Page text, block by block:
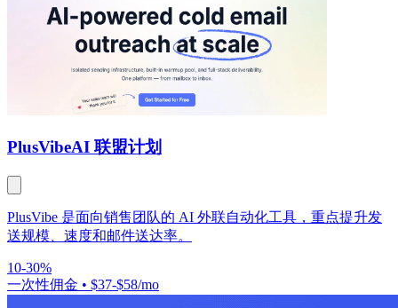
PlusVibeAI 联盟计划
PlusVibe 是面向销售团队的 AI 外联自动化工具，重点提升发
送规模、速度和邮件送达率。
10-30%
一次性佣金 • $37-$58/mo